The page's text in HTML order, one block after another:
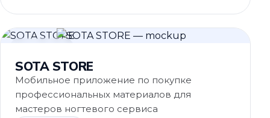
SOTA STORE
Мобильное приложение по покупке
профессиональных материалов для
мастеров ногтевого сервиса